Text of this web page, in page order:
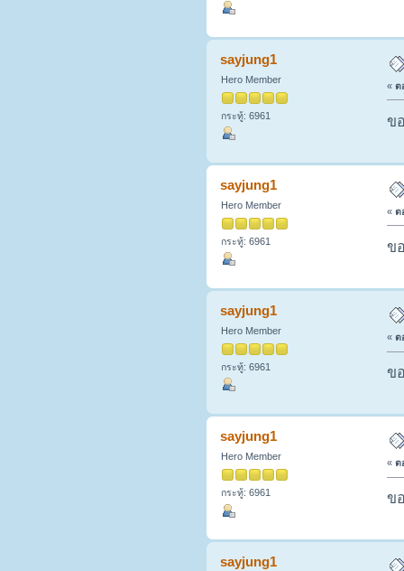
sayjung1
Hero Member
กระทู้: 6961
« ต
ข
sayjung1
Hero Member
กระทู้: 6961
« ต
ข
sayjung1
Hero Member
กระทู้: 6961
« ต
ข
sayjung1
Hero Member
กระทู้: 6961
« ต
ข
sayjung1